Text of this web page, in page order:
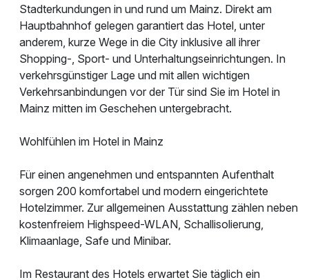
Stadterkundungen in und rund um Mainz. Direkt am
Hauptbahnhof gelegen garantiert das Hotel, unter
anderem, kurze Wege in die City inklusive all ihrer
Shopping-, Sport- und Unterhaltungseinrichtungen. In
verkehrsgünstiger Lage und mit allen wichtigen
Verkehrsanbindungen vor der Tür sind Sie im Hotel in
Mainz mitten im Geschehen untergebracht.
Wohlfühlen im Hotel in Mainz
Für einen angenehmen und entspannten Aufenthalt
sorgen 200 komfortabel und modern eingerichtete
Hotelzimmer. Zur allgemeinen Ausstattung zählen neben
kostenfreiem Highspeed-WLAN, Schallisolierung,
Klimaanlage, Safe und Minibar.
Im Restaurant des Hotels erwartet Sie täglich ein